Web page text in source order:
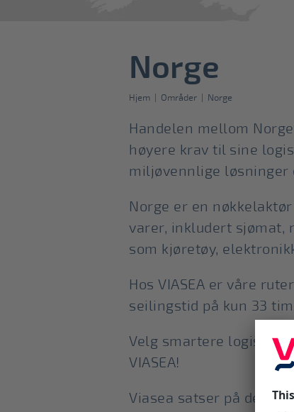
Norge
Hjem | Områder | Norge
Handelen mellom
høyere krav til sine
miljøvennlige løsninger
Norge er en
varer, inkludert sjømat,
som kjøretøy,
Hos VIASEA er våre
seilingstid på kun 33
Velg smartere logistikk.
VIASEA!
Viasea satser på den